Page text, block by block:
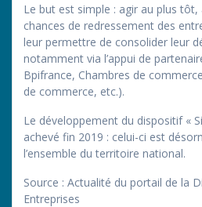
Le but est simple : agir au plus tôt,
chances de redressement des
leur permettre de consolider leur
notamment via l’appui de
Bpifrance, Chambres de
de commerce, etc.).
Le développement du dispositif «
achevé fin 2019 : celui-ci est
l’ensemble du territoire national.
Source : Actualité du portail de la
Entreprises